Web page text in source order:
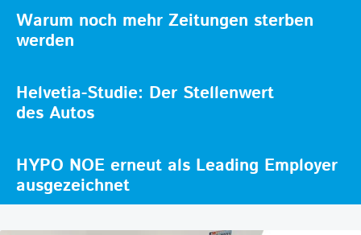
Warum noch mehr Zeitungen sterben
werden
Helvetia-Studie: Der Stellenwert
des Autos
HYPO NOE erneut als Leading Employer
ausgezeichnet